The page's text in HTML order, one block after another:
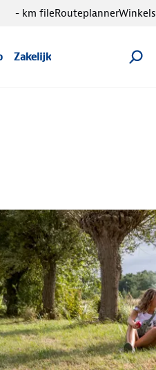
Zakelijk
- km fileRouteplannerWinkels